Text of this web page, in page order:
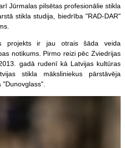
Jūrmalas pilsētas profesionālie stikla
stikla studija, biedrība "RAD-DAR"
projekts ir jau otrais šāda veida
notikums. Pirmo reizi pēc Zviedrijas
gadā rudenī kā Latvijas kultūras
stikla māksliniekus pārstāvēja